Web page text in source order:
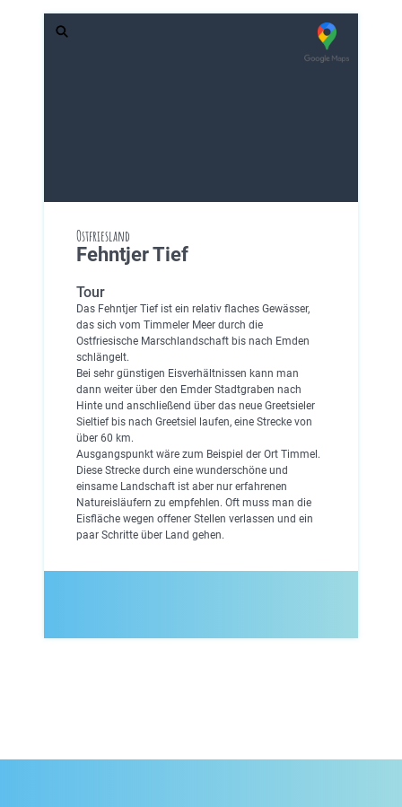
Ostfriesland
Fehntjer Tief
Tour
Das Fehntjer Tief ist ein relativ flaches Gewässer,
das sich vom Timmeler Meer durch die
Ostfriesische Marschlandschaft bis nach Emden
schlängelt.
Bei sehr günstigen Eisverhältnissen kann man
dann weiter über den Emder Stadtgraben nach
Hinte und anschließend über das neue Greetsieler
Sieltief bis nach Greetsiel laufen, eine Strecke von
über 60 km.
Ausgangspunkt wäre zum Beispiel der Ort Timmel.
Diese Strecke durch eine wunderschöne und
einsame Landschaft ist aber nur erfahrenen
Natureisläufern zu empfehlen. Oft muss man die
Eisfläche wegen offener Stellen verlassen und ein
paar Schritte über Land gehen.